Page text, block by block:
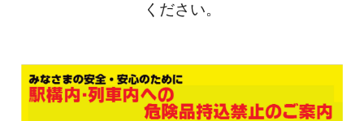
ください。